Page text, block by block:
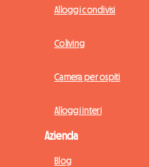
Alloggi condivisi
Coliving
Camera per ospiti
Alloggi interi
Azienda
Blog